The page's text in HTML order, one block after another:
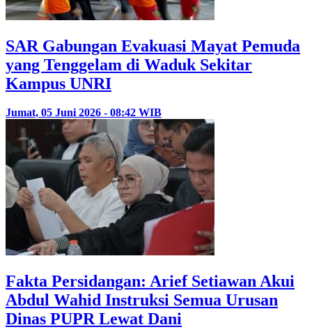
SAR Gabungan Evakuasi Mayat Pemuda
yang Tenggelam di Waduk Sekitar
Kampus UNRI
Jumat, 05 Juni 2026 - 08:42 WIB
Fakta Persidangan: Arief Setiawan Akui
Abdul Wahid Instruksi Semua Urusan
Dinas PUPR Lewat Dani